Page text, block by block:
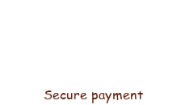
Secure payment